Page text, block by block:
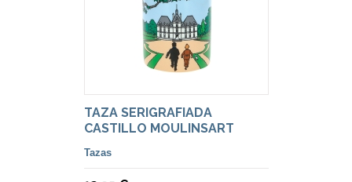
TAZA SERIGRAFIADA
CASTILLO MOULINSART
Tazas